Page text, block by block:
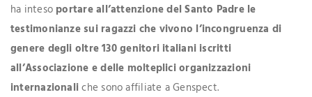
ha inteso portare all’attenzione del Santo Padre le
testimonianze sui ragazzi che vivono l’incongruenza di
genere degli oltre 130 genitori italiani iscritti
all’Associazione e delle molteplici organizzazioni
internazionaliche sono affiliate a Genspect.